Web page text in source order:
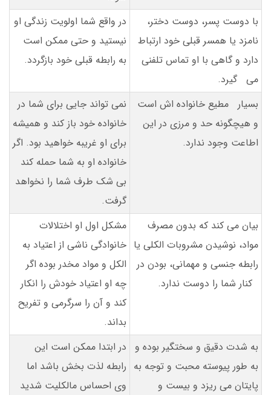
با دوست پسر، دوست دختر،
نامزد یا همسر قبلی خود ارتباط
دارد و گاهی با او تماس تلفنی
می گیرد.
در واقع شما اولویت زندگی او
نیستید و حتی ممکن است
به رابطه قبلی خود بازگردد.
بسیار مطیع خانواده اش است
و هیچگونه حد و مرزی در این
اطاعت وجود ندارد.
نمی تواند جایی برای شما در
خانواده خود باز کند و همیشه
برای او غریبه خواهید بود. اگر
خانواده او به شما حمله کند
بی شک طرف شما را نخواهد
گرفت.
بیان می کند که بدون مصرف
مواد، نوشیدن مشروبات الکلی یا
رابطه جنسی و مهمانی، بودن در
کنار شما را دوست ندارد.
مشکل اول او اختلالات
خانوادگی ناشی از اعتیاد به
الکل و مواد مخدر بوده اگر
چه او اعتیاد خودش را انکار
کند و آن را سرگرمی و تفریح
بداند.
به شدت دقیق و سختگیر بوده و
به طور پیوسته محبت و توجه به
پایتان می ریزد و بیست و
در ابتدا ممکن است این
رابطه لذت بخش باشد اما
وی احساس مالکلیت شدید